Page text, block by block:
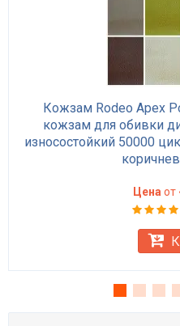
Кожзам Rodeo Apex
кожзам для обивки
износостойкий 50000
Цена от